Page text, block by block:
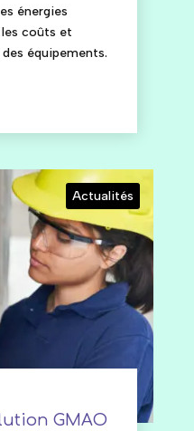
énergies
coûts et
équipements.
Actualités
GMAO